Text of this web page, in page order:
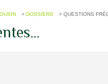
> DOSSIERS > QUESTIONS